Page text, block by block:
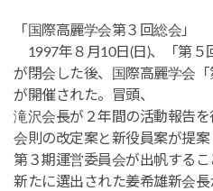
「国際高麗学会第３回総会」
1997年８月10日(日)、「第５
が閉会した後、国際高麗学会「
が開催された。冒頭、
滝沢会長が２年間の活動報告を
会則の改定案と新役員案が提案
第３期運営委員会が出帆するこ
新たに選出された姜希雄新会